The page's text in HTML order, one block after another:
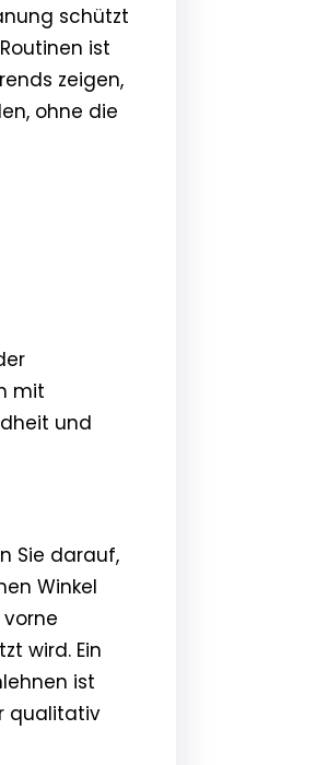
schützt
ist
zeigen,
ohne die
mit
und
Sie darauf,
Winkel
wird. Ein
ist
qualitativ